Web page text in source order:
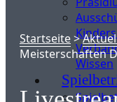
Wissen
Startseite>
Meisterschaften